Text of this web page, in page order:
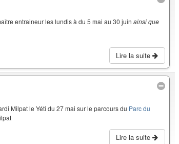
entraineur les lundis à du 5 mai au 30 juin ainsi que
Lire la suite
Milpat le Yéti du 27 mai sur le parcours du Parc du
Lire la suite